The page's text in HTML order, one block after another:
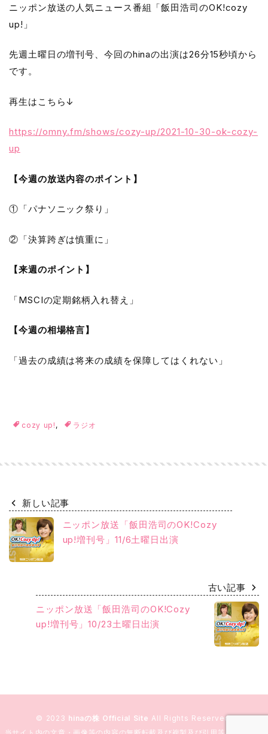
ニッポン放送の人気ニュース番組「飯田浩司のOK!cozy
up!」
先週土曜日の増刊号、今回のhinaの出演は26分15秒頃から
です。
再生はこちら↓
https://omny.fm/shows/cozy-up/2021-10-30-ok-cozy-
up
【今週の放送内容のポイント】
①「パナソニック祭り」
②「決算跨ぎは慎重に」
【来週のポイント】
「MSCIの定期銘柄入れ替え」
【今週の相場格言】
「過去の成績は将来の成績を保障してはくれない」
cozy up! , ラジオ
新しい記事
ニッポン放送「飯田浩司のOK!Cozy
up!増刊号」11/6土曜日出演
古い記事
ニッポン放送「飯田浩司のOK!Cozy
up!増刊号」10/23土曜日出演
© 2023 hinaの株 Official Site All Rights Reserved.